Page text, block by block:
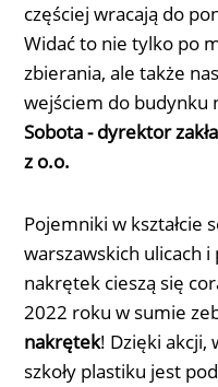
częściej wracają do
Widać to nie tylko po
zbierania, ale także
wejściem do budynku
Sobota - dyrektor
z o.o.
Pojemniki w kształcie
warszawskich ulicach
nakrętek cieszą się
2022 roku w sumie
nakrętek! Dzięki akcji,
szkoły plastiku jest